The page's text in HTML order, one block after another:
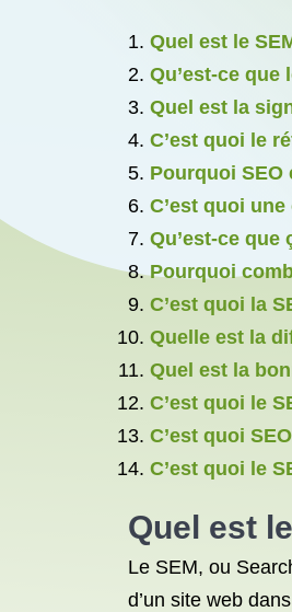
Quel est le
Qu’est-ce que
Quel est la
C’est quoi le
Pourquoi SEO
C’est quoi
Qu’est-ce que
Pourquoi
C’est quoi la
Quelle est la
Quel est la
C’est quoi le
C’est quoi
C’est quoi le
Quel est
Le SEM, ou
d’un site web